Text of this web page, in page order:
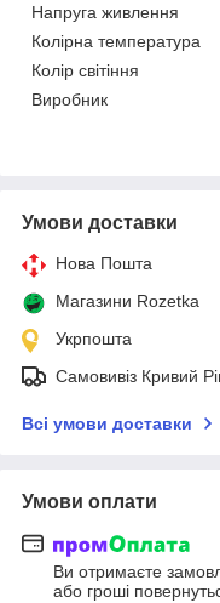
Напруга живлення
Колірна температура
Колір світіння
Виробник
Умови доставки
Нова Пошта
Магазини Rozetka
Укрпошта
Самовивіз Кривий
Всі умови доставки
Умови оплати
Ви отримаєте
або гроші